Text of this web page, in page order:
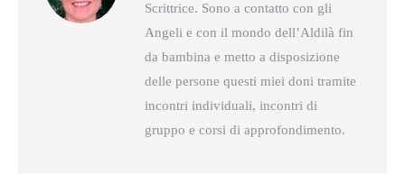
Scrittrice. Sono a contatto con gli
Angeli e con il mondo dell’Aldilà fin
da bambina e metto a disposizione
delle persone questi miei doni tramite
incontri individuali, incontri di
gruppo e corsi di approfondimento.